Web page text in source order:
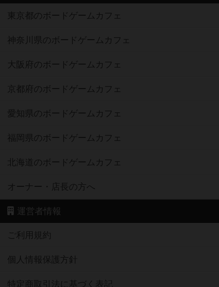
東京都のボードゲームカフェ
神奈川県のボードゲームカフェ
大阪府のボードゲームカフェ
京都府のボードゲームカフェ
愛知県のボードゲームカフェ
福岡県のボードゲームカフェ
北海道のボードゲームカフェ
オーナー・店長の方へ
運営者情報
ご利用規約
個人情報保護方針
特定商取引法に基づく表記